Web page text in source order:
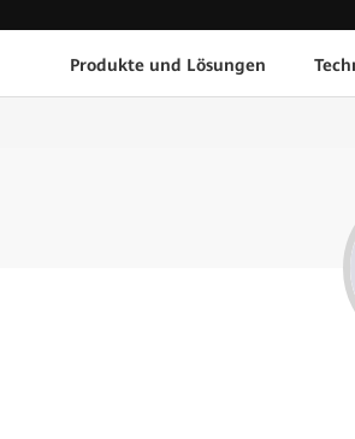
Produkte und Lösungen